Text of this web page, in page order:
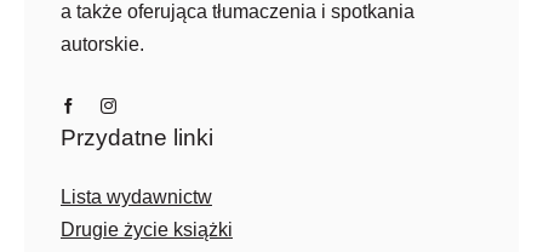
a także oferująca tłumaczenia i spotkania
autorskie.
Przydatne linki
Lista wydawnictw
Drugie życie książki